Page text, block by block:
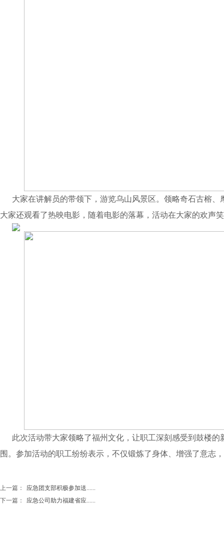
大家在讲解员的带领下，游览乌山风景区。领略奇石古榕
大家还观看了热映电影，随着电影的落幕，活动在大家的欢声
此次活动带大家领略了福州文化，让职工深刻感受到鼓楼
围。参加活动的职工纷纷表示，不仅锻炼了身体、增强了意志
上一篇：
应急团支部积极参加送......
下一篇：
应急公司助力福建省应......